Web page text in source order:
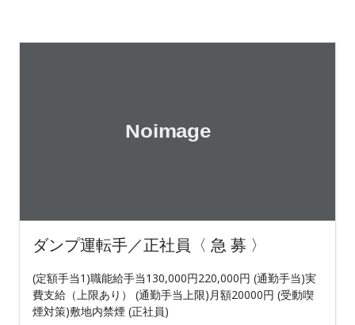
ダンプ運転手／正社員〈 急 募 〉
(定額手当1)職能給手当130,000円220,000円 (通勤手当)実
費支給（上限あり） (通勤手当上限)月額20000円 (受動喫
煙対策)敷地内禁煙 (正社員)